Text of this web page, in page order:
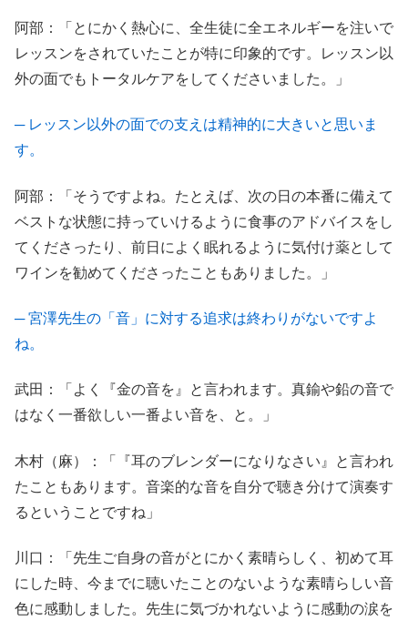
阿部：「とにかく熱心に、全生徒に全エネルギーを注いで
レッスンをされていたことが特に印象的です。レッスン以
外の面でもトータルケアをしてくださいました。」
─ レッスン以外の面での支えは精神的に大きいと思いま
す。
阿部：「そうですよね。たとえば、次の日の本番に備えて
ベストな状態に持っていけるように食事のアドバイスをし
てくださったり、前日によく眠れるように気付け薬として
ワインを勧めてくださったこともありました。」
─ 宮澤先生の「音」に対する追求は終わりがないですよ
ね。
武田：「よく『金の音を』と言われます。真鍮や鉛の音で
はなく一番欲しい一番よい音を、と。」
木村（麻）：「『耳のブレンダーになりなさい』と言われ
たこともあります。音楽的な音を自分で聴き分けて演奏す
るということですね」
川口：「先生ご自身の音がとにかく素晴らしく、初めて耳
にした時、今までに聴いたことのないような素晴らしい音
色に感動しました。先生に気づかれないように感動の涙を